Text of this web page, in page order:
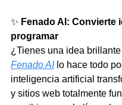
✨ Fenado AI: Convierte
programar
Fenado AI lo hace todo
inteligencia artificial
y sitios web totalmente